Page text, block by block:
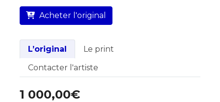
Lieu où se trouve l’œuvre originale :
La Grande Motte 34280 Hérault
Acheter l'original
L’original
Le print
Contacter l'artiste
1 000,00€